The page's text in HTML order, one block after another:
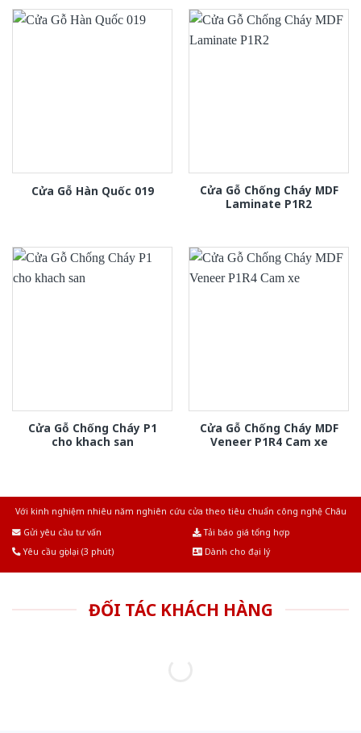
Cửa Gỗ Hàn Quốc 019
Cửa Gỗ Chống Cháy MDF
Laminate P1R2
Cửa Gỗ Chống Cháy P1
cho khach san
Cửa Gỗ Chống Cháy MDF
Veneer P1R4 Cam xe
Với kinh nghiệm nhiêu năm nghiên cứu cửa theo tiêu chuẩn công nghệ Châu
Gửi yêu cầu tư vấn
Tải báo giá tổng hợp
Yêu cầu gọi lại (3 phút)
Dành cho đại lý
ĐỐI TÁC KHÁCH HÀNG